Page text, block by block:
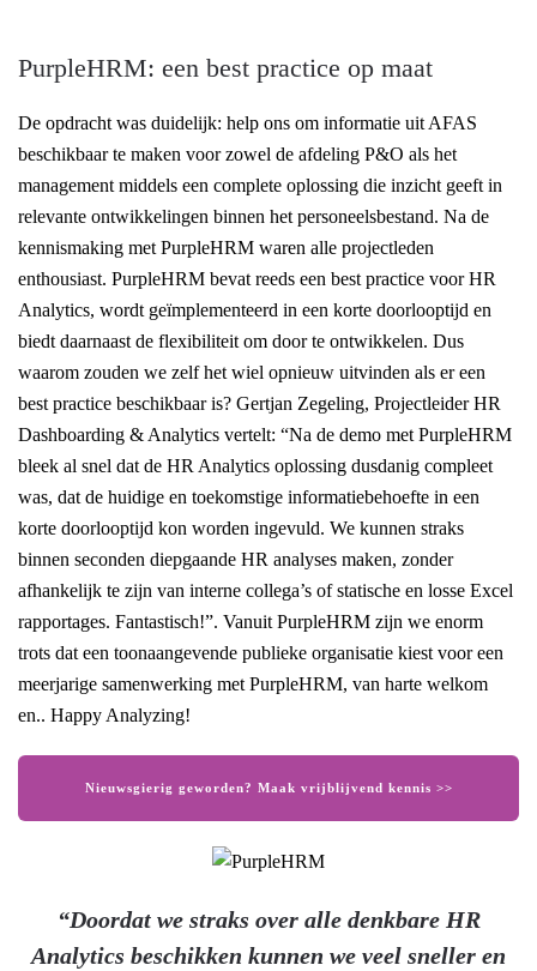
PurpleHRM: een best practice op maat
De opdracht was duidelijk: help ons om informatie uit AFAS
beschikbaar te maken voor zowel de afdeling P&O als het
management middels een complete oplossing die inzicht geeft in
relevante ontwikkelingen binnen het personeelsbestand. Na de
kennismaking met PurpleHRM waren alle projectleden
enthousiast. PurpleHRM bevat reeds een best practice voor HR
Analytics, wordt geïmplementeerd in een korte doorlooptijd en
biedt daarnaast de flexibiliteit om door te ontwikkelen. Dus
waarom zouden we zelf het wiel opnieuw uitvinden als er een
best practice beschikbaar is? Gertjan Zegeling, Projectleider HR
Dashboarding & Analytics vertelt: “Na de demo met PurpleHRM
bleek al snel dat de HR Analytics oplossing dusdanig compleet
was, dat de huidige en toekomstige informatiebehoefte in een
korte doorlooptijd kon worden ingevuld. We kunnen straks
binnen seconden diepgaande HR analyses maken, zonder
afhankelijk te zijn van interne collega’s of statische en losse Excel
rapportages. Fantastisch!”. Vanuit PurpleHRM zijn we enorm
trots dat een toonaangevende publieke organisatie kiest voor een
meerjarige samenwerking met PurpleHRM, van harte welkom
en.. Happy Analyzing!
Nieuwsgierig geworden? Maak vrijblijvend kennis >>
“Doordat we straks over alle denkbare HR
Analytics beschikken kunnen we veel sneller en